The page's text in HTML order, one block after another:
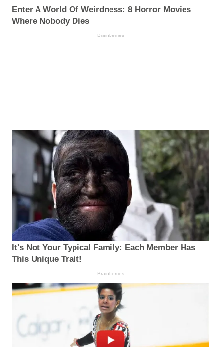
Enter A World Of Weirdness: 8 Horror Movies
Where Nobody Dies
Brainberries
It's Not Your Typical Family: Each Member Has
This Unique Trait!
Brainberries